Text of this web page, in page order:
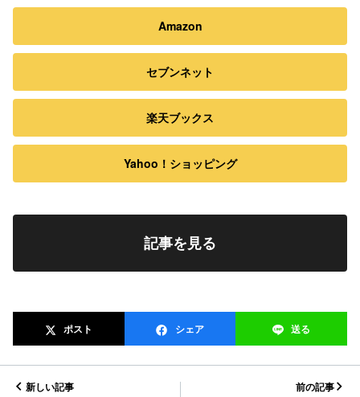
Amazon
セブンネット
楽天ブックス
Yahoo！ショッピング
記事を見る
ポスト シェア 送る
新しい記事 前の記事